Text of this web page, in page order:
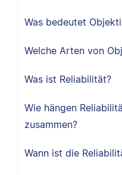
Was bedeutet
Welche Arten von
Was ist Reliabilität?
Wie hängen
zusammen?
Wann ist die